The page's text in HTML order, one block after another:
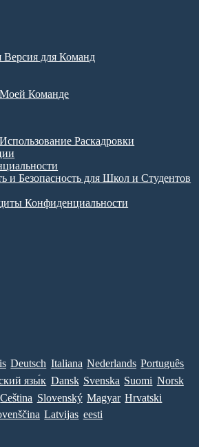
Версия для Команд
Команде
Раскадровки
и Безопасность для Школ и Студентов
Конфиденциальности
Deutsch Italiana Nederlands Português
язы́к Dansk Svenska Suomi Norsk
Ceština Slovenský Magyar Hrvatski
Latvijas eesti